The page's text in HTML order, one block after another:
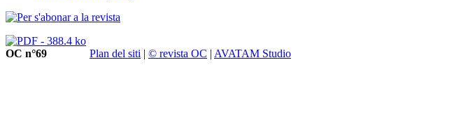
OC n°69 Plan del siti | © revista OC | AVATAM Studio